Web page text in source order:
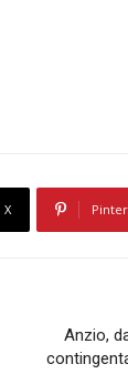
X
Anzio,